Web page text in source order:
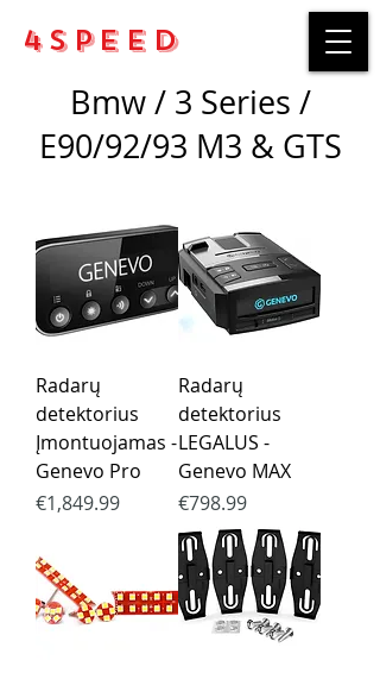
4Speed
Bmw / 3 Series /
E90/92/93 M3 & GTS
Radarų
detektorius
Įmontuojamas -
Genevo Pro
Price
€1,849.99
Radarų
detektorius
LEGALUS -
Genevo MAX
Price
€798.99